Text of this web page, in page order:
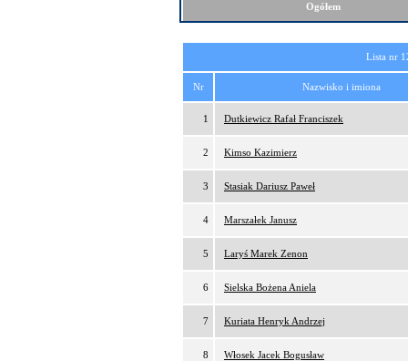
Ogółem
Lista nr
Nr Nazwisko i imiona
1 Dutkiewicz Rafał Franciszek
2 Kimso Kazimierz
3 Stasiak Dariusz Paweł
4 Marszałek Janusz
5 Laryś Marek Zenon
6 Sielska Bożena Aniela
7 Kuriata Henryk Andrzej
8 Włosek Jacek Bogusław